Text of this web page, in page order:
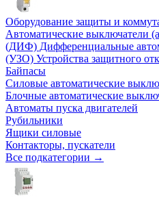
Оборудование защиты и
Автоматические выключатели
(ДИФ) Дифференциальные
(УЗО) Устройства защитного
Байпасы
Силовые автоматические
Блочные автоматические
Автоматы пуска двигателей
Рубильники
Ящики силовые
Контакторы, пускатели
Все подкатегории →